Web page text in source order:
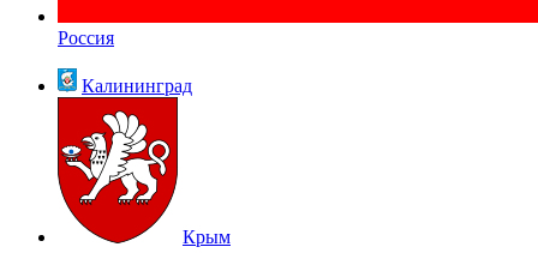
Россия
Калининград
Крым